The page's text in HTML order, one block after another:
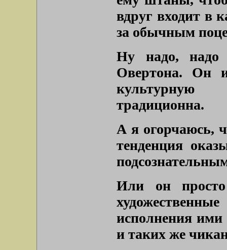
вдруг входит в
за обычным
Ну надо, надо
Овертона. Он
традиционна.
А я огорчаюсь,
тенденция
Или он
исполнения ими
и таких же